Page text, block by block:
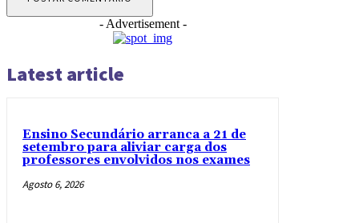
- Advertisement -
Latest article
Ensino Secundário arranca a 21 de
setembro para aliviar carga dos
professores envolvidos nos exames
Agosto 6, 2026